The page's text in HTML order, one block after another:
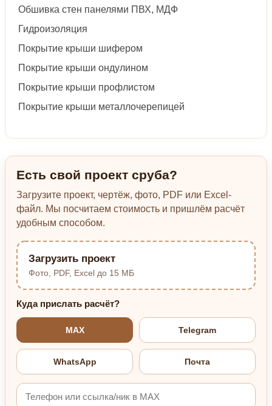
Обшивка стен панелями ПВХ, МДФ
Гидроизоляция
Покрытие крыши шифером
Покрытие крыши ондулином
Покрытие крыши профлистом
Покрытие крыши металлочерепицей
Есть свой проект сруба?
Загрузите проект, чертёж, фото, PDF или Excel-
файл. Мы посчитаем стоимость и пришлём расчёт
удобным способом.
Загрузить проект
Фото, PDF, Excel до 15 МБ
Куда прислать расчёт?
MAX Telegram
WhatsApp Почта